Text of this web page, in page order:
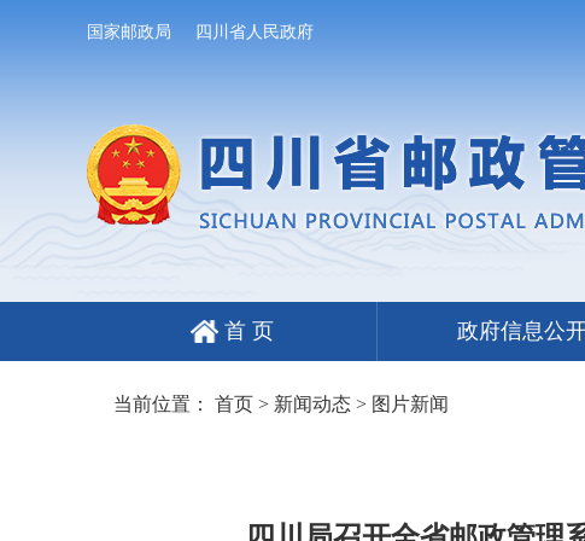
国家邮政局 四川省人民政府
首 页 政府信息公
当前位置： 首页> 新闻动态> 图片新闻